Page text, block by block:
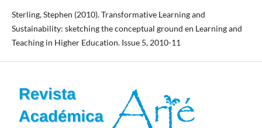
Sterling, Stephen (2010). Transformative Learning and
Sustainability: sketching the conceptual ground en Learning and
Teaching in Higher Education. Issue 5, 2010-11